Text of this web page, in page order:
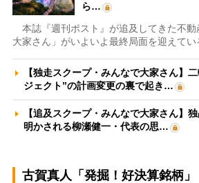
ら…
本誌『週刊ポスト』が追及してきた不動
大家さん」がいよいよ最終局面を迎えてい
【独走スクープ・みんなで大家さん】
ジェクト”の計画変更の裏で起き…
【追及スクープ・みんなで大家さん】
明かされる柳瀬健一・代表の思…
古賀真人「発掘！好決算銘柄」